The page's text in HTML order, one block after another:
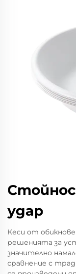
удар
Кеси от
решенията за
значително
сравнение с